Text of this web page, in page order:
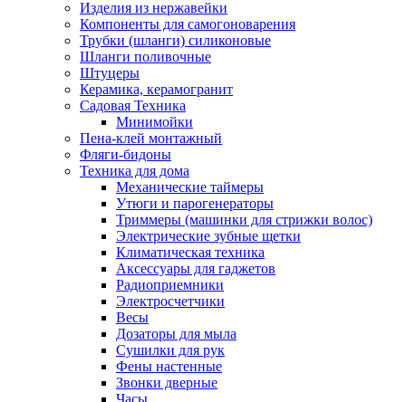
Изделия из нержавейки
Компоненты для самогоноварения
Трубки (шланги) силиконовые
Шланги поливочные
Штуцеры
Керамика, керамогранит
Садовая Техника
Минимойки
Пена-клей монтажный
Фляги-бидоны
Техника для дома
Механические таймеры
Утюги и парогенераторы
Триммеры (машинки для стрижки волос)
Электрические зубные щетки
Климатическая техника
Аксессуары для гаджетов
Радиоприемники
Электросчетчики
Весы
Дозаторы для мыла
Сушилки для рук
Фены настенные
Звонки дверные
Часы